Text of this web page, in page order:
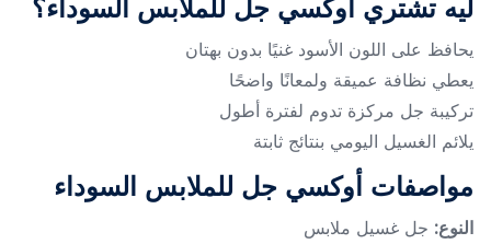
ليه تشتري أوكسي جل للملابس السوداء؟
يحافظ على اللون الأسود غنيًا بدون بهتان
يعطي نظافة عميقة ولمعانًا واضحًا
تركيبة جل مركزة تدوم لفترة أطول
يلائم الغسيل اليومي بنتائج ثابتة
مواصفات أوكسي جل للملابس السوداء
النوع: جل غسيل ملابس